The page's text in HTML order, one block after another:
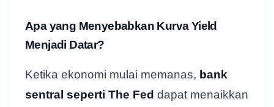
Apa yang Menyebabkan Kurva Yield
Menjadi Datar?
Ketika ekonomi mulai memanas, bank
sentral seperti The Fed dapat menaikkan